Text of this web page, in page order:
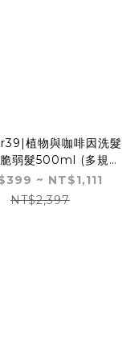
植物與咖啡因洗髮
弱髮500ml (多規格
組)
~ NT$1,111
NT$2,397